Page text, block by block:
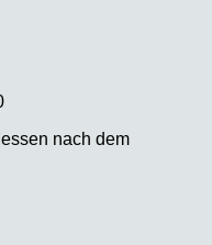
nach dem